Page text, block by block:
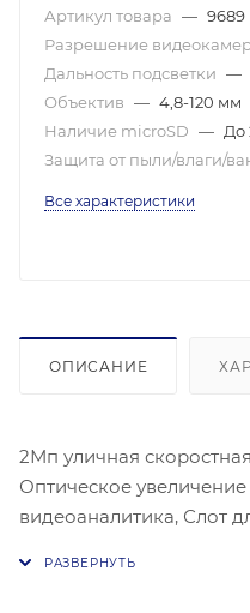
Артикул товара — 9689
Разрешение
Дальность подсветки —
Объектив — 4,8-120 мм
Наличие microSD — До
Защита от пыли/влаги/
Все характеристики
ОПИСАНИЕ
2Мп уличная
Оптическое
видеоаналитика, Слот